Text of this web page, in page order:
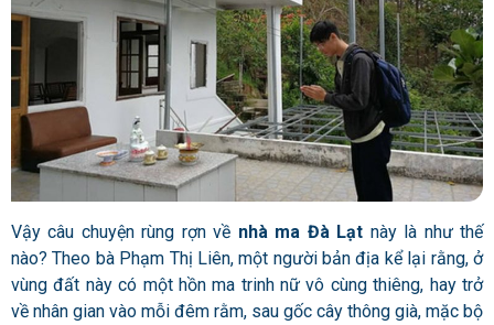
Vậy câu chuyện rùng rợn về nhà ma Đà Lạt này là như thế
nào? Theo bà Phạm Thị Liên, một người bản địa kể lại rằng, ở
vùng đất này có một hồn ma trinh nữ vô cùng thiêng, hay trở
về nhân gian vào mỗi đêm rằm, sau gốc cây thông già, mặc bộ